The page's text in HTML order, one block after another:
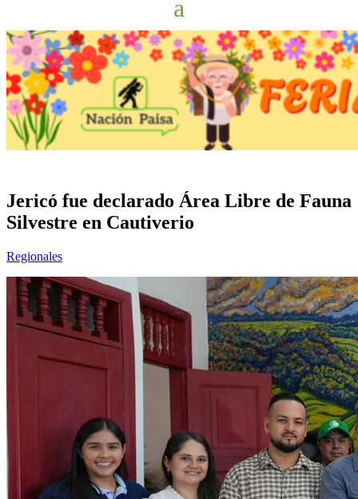
Jericó fue declarado Área Libre de Fauna
Silvestre en Cautiverio
Regionales